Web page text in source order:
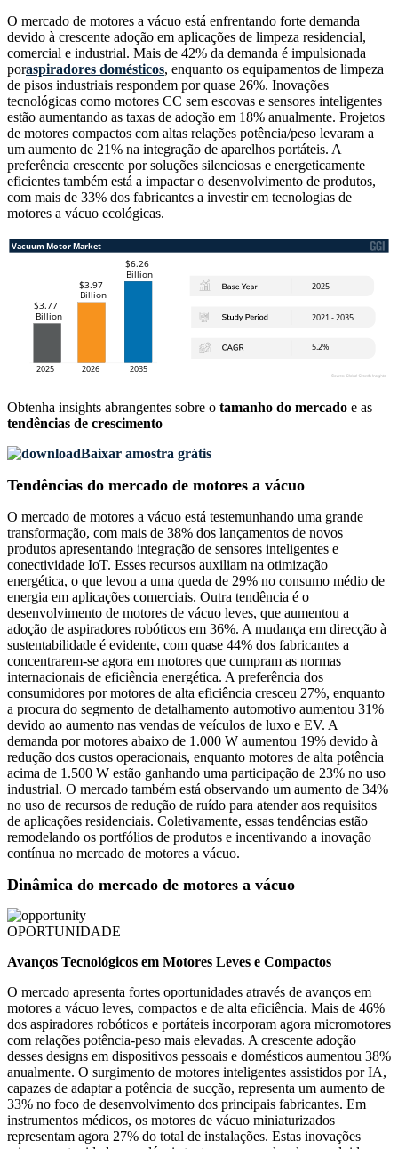
O mercado de motores a vácuo está enfrentando forte demanda
devido à crescente adoção em aplicações de limpeza residencial,
comercial e industrial. Mais de 42% da demanda é impulsionada
poraspiradores domésticos, enquanto os equipamentos de limpeza
de pisos industriais respondem por quase 26%. Inovações
tecnológicas como motores CC sem escovas e sensores inteligentes
estão aumentando as taxas de adoção em 18% anualmente. Projetos
de motores compactos com altas relações potência/peso levaram a
um aumento de 21% na integração de aparelhos portáteis. A
preferência crescente por soluções silenciosas e energeticamente
eficientes também está a impactar o desenvolvimento de produtos,
com mais de 33% dos fabricantes a investir em tecnologias de
motores a vácuo ecológicas.
Obtenha insights abrangentes sobre o tamanho do mercado e as
tendências de crescimento
Baixar amostra grátis
Tendências do mercado de motores a vácuo
O mercado de motores a vácuo está testemunhando uma grande
transformação, com mais de 38% dos lançamentos de novos
produtos apresentando integração de sensores inteligentes e
conectividade IoT. Esses recursos auxiliam na otimização
energética, o que levou a uma queda de 29% no consumo médio de
energia em aplicações comerciais. Outra tendência é o
desenvolvimento de motores de vácuo leves, que aumentou a
adoção de aspiradores robóticos em 36%. A mudança em direcção à
sustentabilidade é evidente, com quase 44% dos fabricantes a
concentrarem-se agora em motores que cumpram as normas
internacionais de eficiência energética. A preferência dos
consumidores por motores de alta eficiência cresceu 27%, enquanto
a procura do segmento de detalhamento automotivo aumentou 31%
devido ao aumento nas vendas de veículos de luxo e EV. A
demanda por motores abaixo de 1.000 W aumentou 19% devido à
redução dos custos operacionais, enquanto motores de alta potência
acima de 1.500 W estão ganhando uma participação de 23% no uso
industrial. O mercado também está observando um aumento de 34%
no uso de recursos de redução de ruído para atender aos requisitos
de aplicações residenciais. Coletivamente, essas tendências estão
remodelando os portfólios de produtos e incentivando a inovação
contínua no mercado de motores a vácuo.
Dinâmica do mercado de motores a vácuo
OPORTUNIDADE
Avanços Tecnológicos em Motores Leves e Compactos
O mercado apresenta fortes oportunidades através de avanços em
motores a vácuo leves, compactos e de alta eficiência. Mais de 46%
dos aspiradores robóticos e portáteis incorporam agora micromotores
com relações potência-peso mais elevadas. A crescente adoção
desses designs em dispositivos pessoais e domésticos aumentou 38%
anualmente. O surgimento de motores inteligentes assistidos por IA,
capazes de adaptar a potência de sucção, representa um aumento de
33% no foco de desenvolvimento dos principais fabricantes. Em
instrumentos médicos, os motores de vácuo miniaturizados
representam agora 27% do total de instalações. Estas inovações